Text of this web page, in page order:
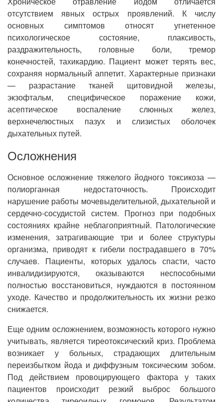
отсутствием явных острых проявлений. К числу
основных симптомов относят угнетенное
психологическое состояние, плаксивость,
раздражительность, головные боли, тремор
конечностей, тахикардию. Пациент может терять вес,
сохраняя нормальный аппетит. Характерные признаки
— разрастание тканей щитовидной железы,
экзофтальм, специфическое поражение кожи,
асептическое воспаление слюнных желез,
верхнечелюстных пазух и слизистых оболочек
дыхательных путей.
Осложнения
Основное осложнение тяжелого йодного токсикоза —
полиорганная недостаточность. Происходит
нарушение работы мочевыделительной, дыхательной и
сердечно-сосудистой систем. Прогноз при подобных
состояниях крайне неблагоприятный. Патологические
изменения, затрагивающие три и более структуры
организма, приводят к гибели пострадавшего в 70%
случаев. Пациенты, которых удалось спасти, часто
инвалидизируются, оказываются неспособными
полностью восстановиться, нуждаются в постоянном
уходе. Качество и продолжительность их жизни резко
снижается.
Еще одним осложнением, возможность которого нужно
учитывать, является тиреотоксический криз. Проблема
возникает у больных, страдающих длительным
переизбытком йода и диффузным токсическим зобом.
Под действием провоцирующего фактора у таких
пациентов происходит резкий выброс большого